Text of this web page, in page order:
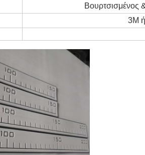
Βουρτσισμένος
3M